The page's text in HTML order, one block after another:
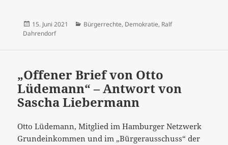
Veröffentlicht
am
15. Juni 2021 Kategorien
Bürgerrechte, Demokratie, Ralf
Dahrendorf
„Offener Brief von Otto
Lüdemann“ – Antwort von
Sascha Liebermann
Otto Lüdemann, Mitglied im Hamburger Netzwerk
Grundeinkommen und im „Bürgerausschuss“ der